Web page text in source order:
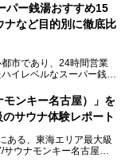
てきた施設だからこそ、
びている人も多いのでは
前からじっくり構想を練
充実度は想像以上。
リアや10の浴槽、40人収
盤浴やリラクゼーション
れ変わりました。
くなった「スパアクアス
パー銭湯おすすめ15
ナなど目的別に徹底比
市であり、24時間営業
イレベルなスーパー銭湯
身ともにリセットした
ラダラ過ごしたい」「コ
モンキー名古屋）」を
サウナ体験レポート
ある、東海エリア最大級
ウナモンキー名古屋」